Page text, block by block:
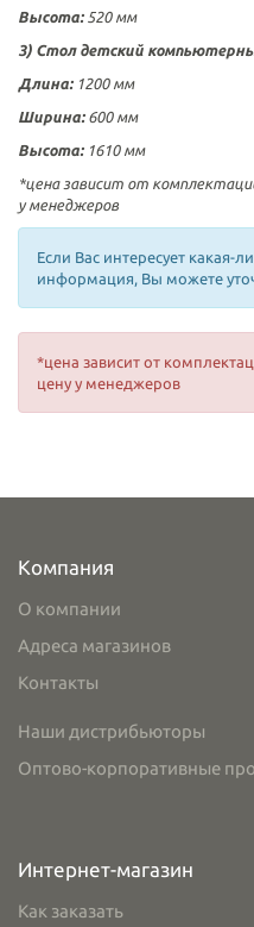
Высота: 520 мм
3) Стол детский
Длина: 1200 мм
Ширина:600 мм
Высота: 1610 мм
*цена зависит от
у менеджеров
Если Вас интересует какая-
информация, Вы можете
*цена зависит от
цену у менеджеров
Компания
О компании
Адреса магазинов
Контакты
Наши дистрибьюторы
Оптово-корпоративные
Интернет-магазин
Как заказать